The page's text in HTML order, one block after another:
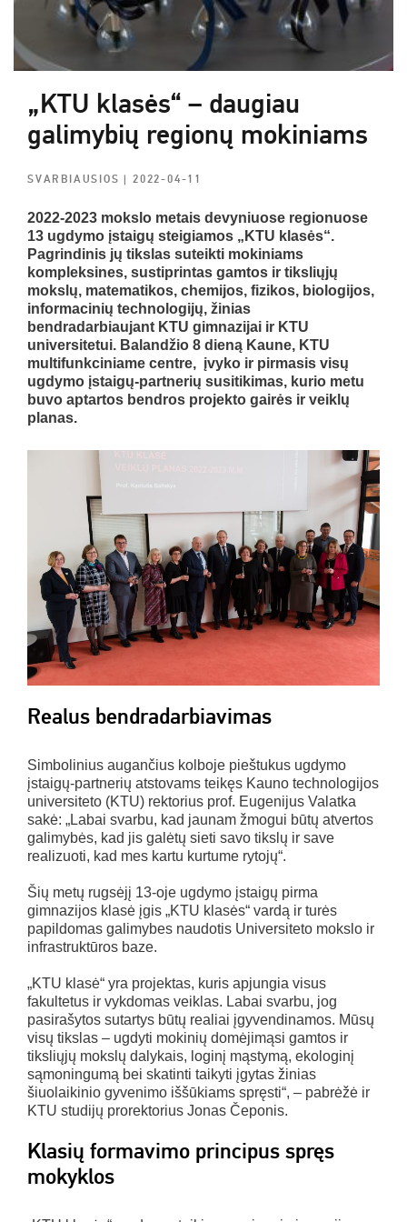
„KTU klasės“ – daugiau
galimybių regionų mokiniams
SVARBIAUSIOS| 2022-04-11
2022-2023 mokslo metais devyniuose regionuose
13 ugdymo įstaigų steigiamos „KTU klasės“.
Pagrindinis jų tikslas suteikti mokiniams
kompleksines, sustiprintas gamtos ir tiksliųjų
mokslų, matematikos, chemijos, fizikos, biologijos,
informacinių technologijų, žinias
bendradarbiaujant KTU gimnazijai ir KTU
universitetui. Balandžio 8 dieną Kaune, KTU
multifunkciniame centre, įvyko ir pirmasis visų
ugdymo įstaigų-partnerių susitikimas, kurio metu
buvo aptartos bendros projekto gairės ir veiklų
planas.
Realus bendradarbiavimas
Simbolinius augančius kolboje pieštukus ugdymo
įstaigų-partnerių atstovams teikęs Kauno technologijos
universiteto (KTU) rektorius prof. Eugenijus Valatka
sakė: „Labai svarbu, kad jaunam žmogui būtų atvertos
galimybės, kad jis galėtų sieti savo tikslų ir save
realizuoti, kad mes kartu kurtume rytojų“.
Šių metų rugsėjį 13-oje ugdymo įstaigų pirma
gimnazijos klasė įgis „KTU klasės“ vardą ir turės
papildomas galimybes naudotis Universiteto mokslo ir
infrastruktūros baze.
„KTU klasė“ yra projektas, kuris apjungia visus
fakultetus ir vykdomas veiklas. Labai svarbu, jog
pasirašytos sutartys būtų realiai įgyvendinamos. Mūsų
visų tikslas – ugdyti mokinių domėjimąsi gamtos ir
tiksliųjų mokslų dalykais, loginį mąstymą, ekologinį
sąmoningumą bei skatinti taikyti įgytas žinias
šiuolaikinio gyvenimo iššūkiams spręsti“, – pabrėžė ir
KTU studijų prorektorius Jonas Čeponis.
Klasių formavimo principus spręs
mokyklos